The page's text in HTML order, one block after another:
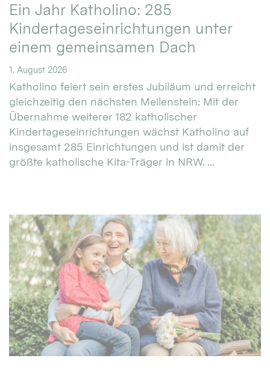
Ein Jahr Katholino: 285
Kindertageseinrichtungen unter
einem gemeinsamen Dach
1. August 2026
Katholino feiert sein erstes Jubiläum und erreicht
gleichzeitig den nächsten Meilenstein: Mit der
Übernahme weiterer 182 katholischer
Kindertageseinrichtungen wächst Katholino auf
insgesamt 285 Einrichtungen und ist damit der
größte katholische Kita-Träger in NRW. ...